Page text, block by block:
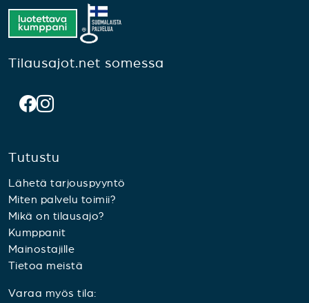
Tilausajot.net somessa
Tutustu
Lähetä tarjouspyyntö
Miten palvelu toimii?
Mikä on tilausajo?
Kumppanit
Mainostajille
Tietoa meistä
Varaa myös tila: